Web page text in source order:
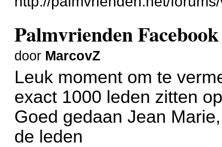
Palmvrienden
door MarcovZ
Leuk moment om te
exact 1000 leden zitten
Goed gedaan Jean
de leden